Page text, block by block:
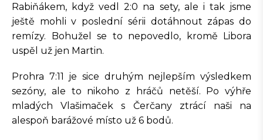
Rabiňákem, když vedl 2:0 na sety, ale i tak jsme
ještě mohli v poslední sérii dotáhnout zápas do
remízy. Bohužel se to nepovedlo, kromě Libora
uspěl už jen Martin.
Prohra 7:11 je sice druhým nejlepším výsledkem
sezóny, ale to nikoho z hráčů netěší. Po výhře
mladých Vlašimaček s Čerčany ztrácí naši na
alespoň barážové místo už 6 bodů.